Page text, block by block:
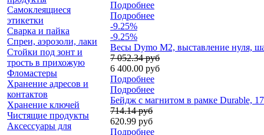
Самоклеящиеся
этикетки
Сварка и пайка
Спреи, аэрозоли, лаки
Стойки под зонт и
трость в прихожую
Фломастеры
Хранение адресов и
контактов
Хранение ключей
Чистящие продукты
Аксессуары для
Подробнее
Подробнее
-9.25%
-9.25%
Весы Dymo М2, выставление нуля,
7 052.34 руб
6 400.00 руб
Подробнее
Подробнее
Бейдж с магнитом в рамке Durable,
714.14 руб
620.99 руб
Подробнее